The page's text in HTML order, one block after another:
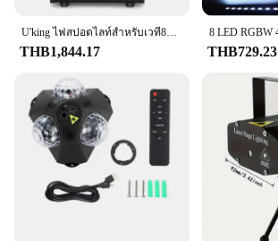
U'king ไฟสปอตไลท์สำหรับเวที8gobos 14สี, ไฟสปอตไลท์ DMX512 30W RGBW ทำให้เคลื่อนที่หลอดไฟหน้าดีเจปาร์ตี้แสงเวที
THB1,844.17 THB729.23